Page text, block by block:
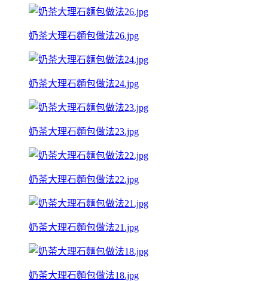
奶茶大理石麵包做法26.jpg
奶茶大理石麵包做法24.jpg
奶茶大理石麵包做法23.jpg
奶茶大理石麵包做法22.jpg
奶茶大理石麵包做法21.jpg
奶茶大理石麵包做法18.jpg